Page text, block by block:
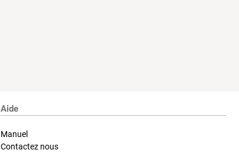
Aide
Manuel
Contactez nous